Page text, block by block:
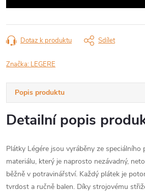
Dotaz k produktu Sdílet
Značka: LEGERE
Popis produktu
Detailní popis
Plátky Légére jsou vyráběny ze speciálního
materiálu, který je naprosto nezávadný,
běžně v potravinářství. Každý plátek je
tvrdost a ručně balen. Díky strojovému